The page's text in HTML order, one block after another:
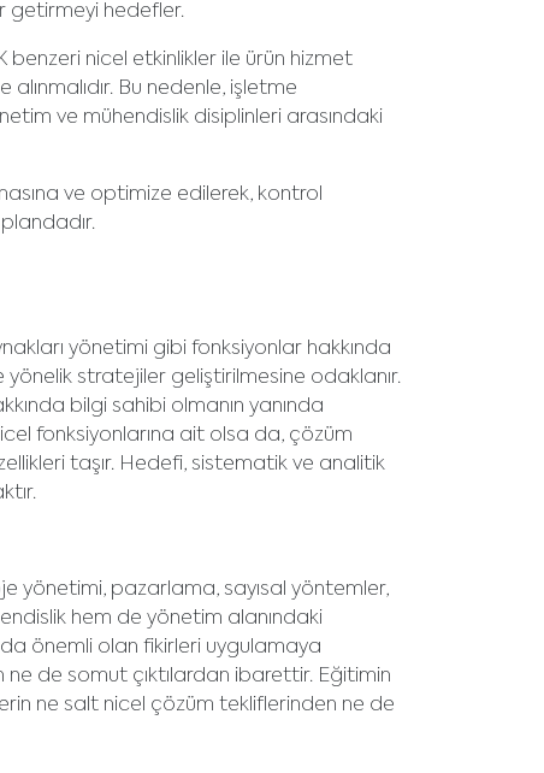
getirmeyi hedefler.
benzeri nicel etkinlikler ile ürün hizmet
Bu nedenle, işletme
ve mühendislik disiplinleri arasındaki
ve optimize edilerek, kontrol
yönetimi gibi fonksiyonlar hakkında
yönelik stratejiler geliştirilmesine odaklanır.
bilgi sahibi olmanın yanında
fonksiyonlarına ait olsa da, çözüm
taşır. Hedefi, sistematik ve analitik
yönetimi, pazarlama, sayısal yöntemler,
hem de yönetim alanındaki
önemli olan fikirleri uygulamaya
ne de somut çıktılardan ibarettir. Eğitimin
ne salt nicel çözüm tekliflerinden ne de